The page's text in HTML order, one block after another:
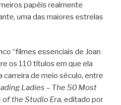
papéis realmente
uma das maiores estrelas
“filmes essenciais de Joan
os 110 títulos em que ela
carreira de meio século, entre
Ladies – The 50 Most
the Studio Era, editado por